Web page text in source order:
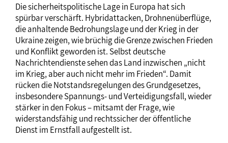
Die sicherheitspolitische Lage in Europa hat sich
spürbar verschärft. Hybridattacken, Drohnenüberflüge,
die anhaltende Bedrohungslage und der Krieg in der
Ukraine zeigen, wie brüchig die Grenze zwischen Frieden
und Konflikt geworden ist. Selbst deutsche
Nachrichtendienste sehen das Land inzwischen „nicht
im Krieg, aber auch nicht mehr im Frieden“. Damit
rücken die Notstandsregelungen des Grundgesetzes,
insbesondere Spannungs- und Verteidigungsfall, wieder
stärker in den Fokus – mitsamt der Frage, wie
widerstandsfähig und rechtssicher der öffentliche
Dienst im Ernstfall aufgestellt ist.